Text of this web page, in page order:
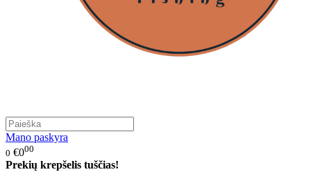
Mano paskyra
0 €000
Prekių krepšelis tuščias!